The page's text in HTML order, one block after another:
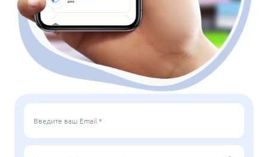
Введите ваш Email *